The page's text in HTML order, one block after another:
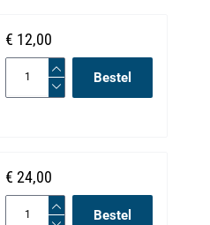
€ 12,00
Bestel
€ 24,00
Bestel